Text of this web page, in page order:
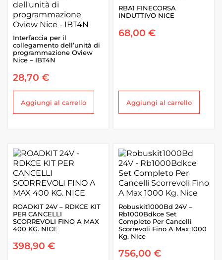
Interfaccia per il
collegamento dell’unità di
programmazione Oview
Nice – IBT4N
28,70 €
Aggiungi al carrello
RBA1 FINECORSA
INDUTTIVO NICE
68,00 €
Aggiungi al carrello
ROADKIT 24V – RDKCE KIT
PER CANCELLI
SCORREVOLI FINO A MAX
400 KG. NICE
398,90 €
Robuskit1000Bd 24V –
Rb1000Bdkce Set
Completo Per Cancelli
Scorrevoli Fino A Max 1000
Kg. Nice
756,00 €